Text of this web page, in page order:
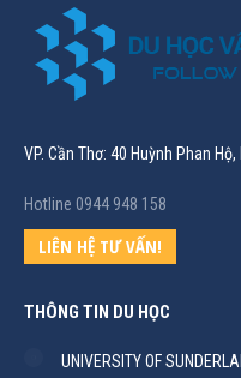
VP. Cần Thơ: 40 Huỳnh Phan
Hotline 0944 948 158
LIÊN HỆ TƯ VẤN!
THÔNG TIN DU HỌC
UNIVERSITY OF